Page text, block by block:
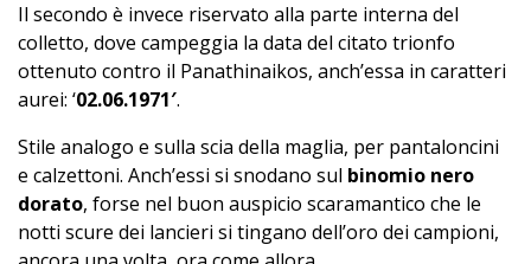
Il secondo è invece riservato alla parte interna del
colletto, dove campeggia la data del citato trionfo
ottenuto contro il Panathinaikos, anch’essa in caratteri
aurei: ‘02.06.1971′.
Stile analogo e sulla scia della maglia, per pantaloncini
e calzettoni. Anch’essi si snodano sul binomio nero
dorato, forse nel buon auspicio scaramantico che le
notti scure dei lancieri si tingano dell’oro dei campioni,